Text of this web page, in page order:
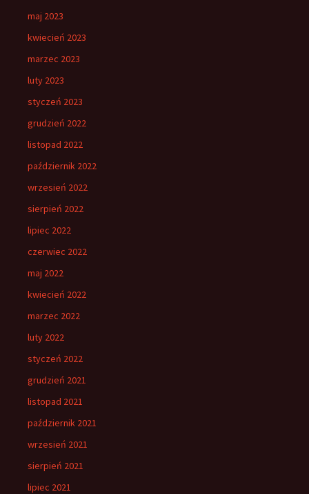
maj 2023
kwiecień 2023
marzec 2023
luty 2023
styczeń 2023
grudzień 2022
listopad 2022
październik 2022
wrzesień 2022
sierpień 2022
lipiec 2022
czerwiec 2022
maj 2022
kwiecień 2022
marzec 2022
luty 2022
styczeń 2022
grudzień 2021
listopad 2021
październik 2021
wrzesień 2021
sierpień 2021
lipiec 2021